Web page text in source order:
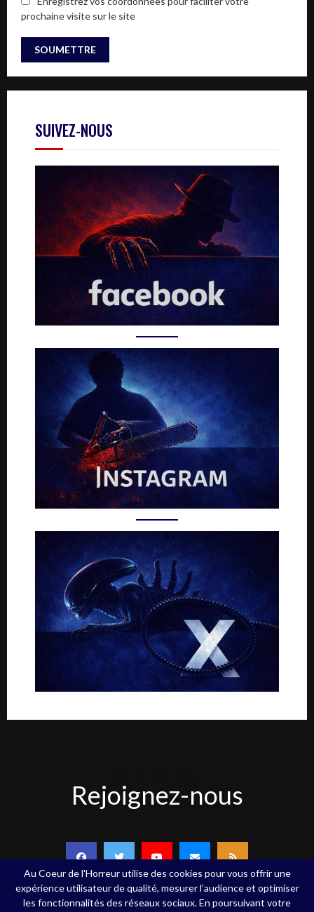
prochaine visite sur le site
SUIVEZ-NOUS
nous
Rejoignez-nous
Au Coeur de l'Horreur utilise des cookies pour vous offrir une
expérience utilisateur de qualité, mesurer l’audience et optimiser
les fonctionnalités des réseaux sociaux. En poursuivant votre